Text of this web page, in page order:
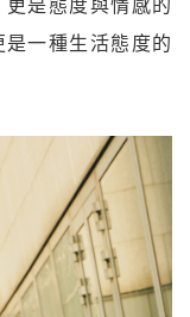
一種生活態度的